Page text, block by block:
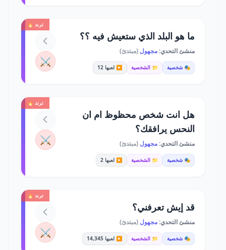
ترند 🔥
ما هو البلد الذي ستعيش فيه ؟؟
منشئ التحدي:مجهول (مبتدئ)
🎭 شخصية 📁 الشخصية ▶️ لعبها 12 ⚔️
ترند 🔥
هل انت شخص محظوظ ام ان
النحس يرافقك؟
منشئ التحدي:مجهول (مبتدئ)
🎭 شخصية 📁 الشخصية ▶️ لعبها 2
⚔️
ترند 🔥
قد إيش تعرفني؟
منشئ التحدي:مجهول (مبتدئ)
🎭 شخصية 📁 الشخصية ▶️ لعبها 14,345 ⚔️